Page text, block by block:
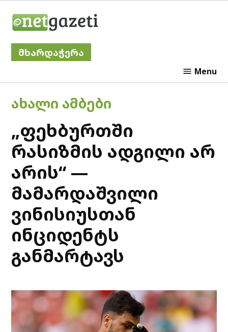
მხარდაჭერა
Menu
POSTED
ᲐᲮᲐᲚᲘ ᲐᲛᲑᲔᲑᲘ
„ფეხბურთში
რასიზმის ადგილი არ
არის“ —
მამარდაშვილი
ვინისიუსთან
ინციდენტს
განმარტავს